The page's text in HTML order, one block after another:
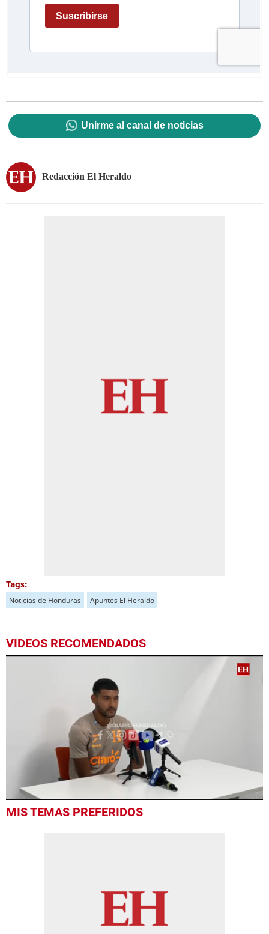
Unirme al canal de noticias
Redacción El Heraldo
Tags:
Noticias de Honduras Apuntes El Heraldo
VIDEOS RECOMENDADOS
seconds
MIS TEMAS PREFERIDOS